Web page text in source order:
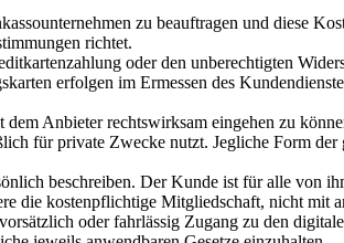
zu beauftragen und diese
richtet.
oder den unberechtigten
erfolgen im Ermessen des
Anbieter rechtswirksam eingehen zu
für private Zwecke nutzt. Jegliche Form
beschreiben. Der Kunde ist für alle von
kostenpflichtige Mitgliedschaft, nicht mit
oder fahrlässig Zugang zu den